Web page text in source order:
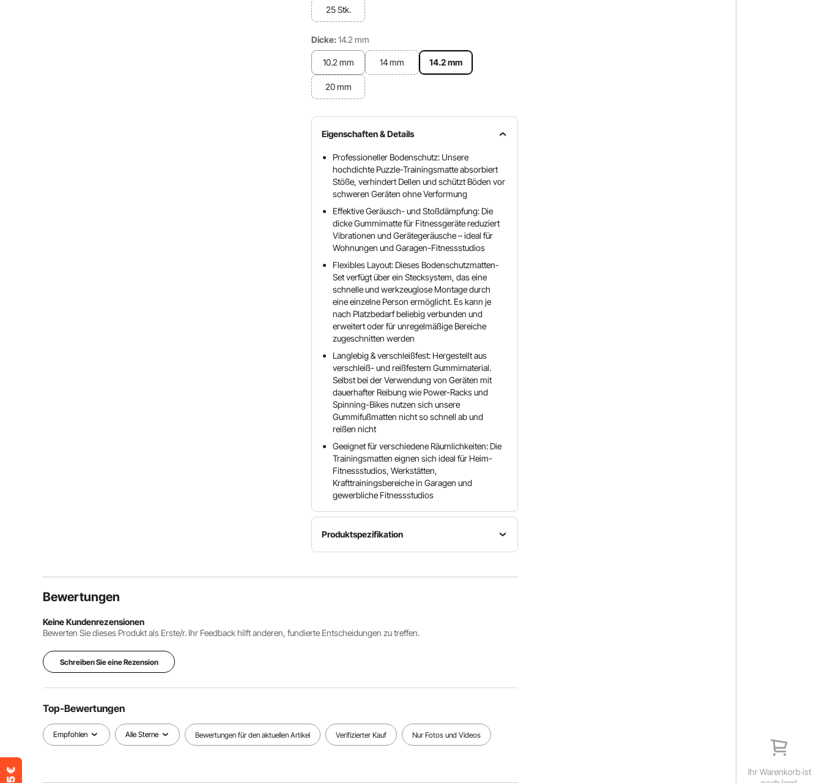
Ihr Warenkorb ist
25 Stk.
Dicke: 14.2 mm
10.2 mm 14 mm 14.2 mm
20 mm
Eigenschaften & Details
Professioneller Bodenschutz: Unsere
hochdichte Puzzle-Trainingsmatte absorbiert
Stöße, verhindert Dellen und schützt Böden vor
schweren Geräten ohne Verformung
Effektive Geräusch- und Stoßdämpfung: Die
dicke Gummimatte für Fitnessgeräte reduziert
Vibrationen und Gerätegeräusche – ideal für
Wohnungen und Garagen-Fitnessstudios
Flexibles Layout: Dieses Bodenschutzmatten-
Set verfügt über ein Stecksystem, das eine
schnelle und werkzeuglose Montage durch
eine einzelne Person ermöglicht. Es kann je
nach Platzbedarf beliebig verbunden und
erweitert oder für unregelmäßige Bereiche
zugeschnitten werden
Langlebig & verschleißfest: Hergestellt aus
verschleiß- und reißfestem Gummimaterial.
Selbst bei der Verwendung von Geräten mit
dauerhafter Reibung wie Power-Racks und
Spinning-Bikes nutzen sich unsere
Gummifußmatten nicht so schnell ab und
reißen nicht
Geeignet für verschiedene Räumlichkeiten: Die
Trainingsmatten eignen sich ideal für Heim-
Fitnessstudios, Werkstätten,
Krafttrainingsbereiche in Garagen und
gewerbliche Fitnessstudios
Produktspezifikation
HRD-
Set-
Schwarz
Einzelstückgröße
ß
Alle Spezifikationen anzeigen
Bewertungen
Keine Kundenrezensionen
Bewerten Sie dieses Produkt als Erste/r. Ihr Feedback hilft anderen, fundierte Entscheidungen zu treffen.
Schreiben Sie eine Rezension
Top-Bewertungen
Empfohlen Alle Sterne Bewertungen für den aktuellen Artikel Verifizierter Kauf Nur Fotos und Videos